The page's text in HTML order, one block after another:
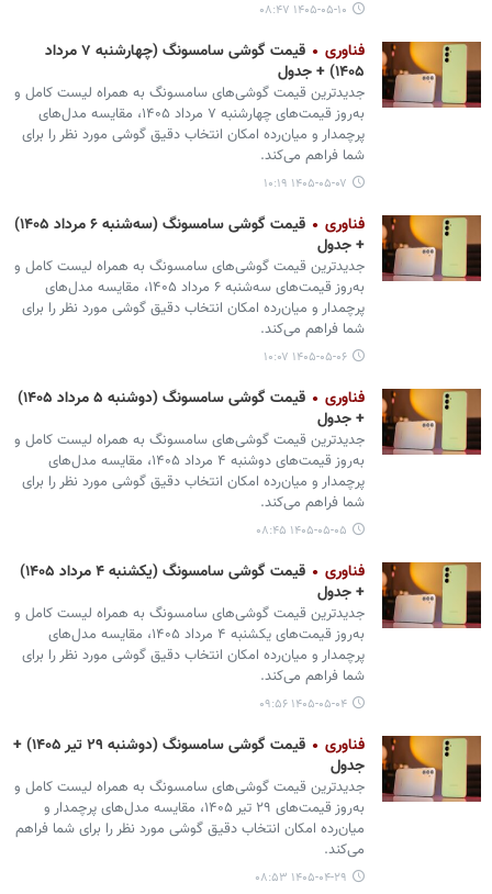
۱۴۰۵-۰۵-۱۰ ۰۸:۴۷
فناوری
قیمت گوشی سامسونگ (چهارشنبه ۷ مرداد
۱۴۰۵) + جدول
جدیدترین قیمت گوشی‌های سامسونگ به همراه لیست کامل و
به‌روز قیمت‌های چهارشنبه ۷ مرداد ۱۴۰۵، مقایسه مدل‌های
پرچمدار و میان‌رده امکان انتخاب دقیق گوشی مورد نظر را برای
شما فراهم می‌کند.
۱۴۰۵-۰۵-۰۷ ۱۰:۱۹
فناوری
قیمت گوشی سامسونگ (سه‌شنبه ۶ مرداد ۱۴۰۵)
+ جدول
جدیدترین قیمت گوشی‌های سامسونگ به همراه لیست کامل و
به‌روز قیمت‌های سه‌شنبه ۶ مرداد ۱۴۰۵، مقایسه مدل‌های
پرچمدار و میان‌رده امکان انتخاب دقیق گوشی مورد نظر را برای
شما فراهم می‌کند.
۱۴۰۵-۰۵-۰۶ ۱۰:۰۷
فناوری
قیمت گوشی سامسونگ (دوشنبه ۵ مرداد ۱۴۰۵)
+ جدول
جدیدترین قیمت گوشی‌های سامسونگ به همراه لیست کامل و
به‌روز قیمت‌های دوشنبه ۴ مرداد ۱۴۰۵، مقایسه مدل‌های
پرچمدار و میان‌رده امکان انتخاب دقیق گوشی مورد نظر را برای
شما فراهم می‌کند.
۱۴۰۵-۰۵-۰۵ ۰۸:۴۵
فناوری
قیمت گوشی سامسونگ (یکشنبه ۴ مرداد ۱۴۰۵)
+ جدول
جدیدترین قیمت گوشی‌های سامسونگ به همراه لیست کامل و
به‌روز قیمت‌های یکشنبه ۴ مرداد ۱۴۰۵، مقایسه مدل‌های
پرچمدار و میان‌رده امکان انتخاب دقیق گوشی مورد نظر را برای
شما فراهم می‌کند.
۱۴۰۵-۰۵-۰۴ ۰۹:۵۶
فناوری
قیمت گوشی سامسونگ (دوشنبه ۲۹ تیر ۱۴۰۵) +
جدول
جدیدترین قیمت گوشی‌های سامسونگ به همراه لیست کامل و
به‌روز قیمت‌های ۲۹ تیر ۱۴۰۵، مقایسه مدل‌های پرچمدار و
میان‌رده امکان انتخاب دقیق گوشی مورد نظر را برای شما فراهم
می‌کند.
۱۴۰۵-۰۴-۲۹ ۰۸:۵۳